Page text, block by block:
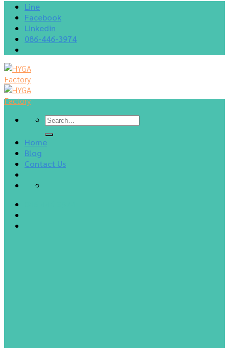
Skip
content
Line
Facebook
Linkedin
086-446-3974
Home
Blog
Contact Us